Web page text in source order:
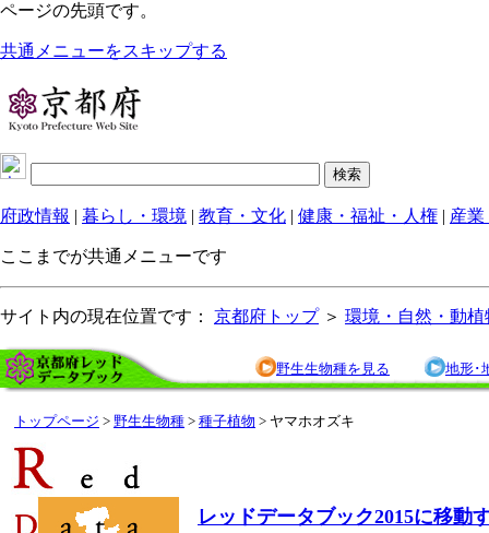
ページの先頭です。
共通メニューをスキップする
府政情報 | 暮らし・環境 | 教育・文化 | 健康・福祉・人権 | 産業
ここまでが共通メニューです
サイト内の現在位置です： 京都府トップ＞ 環境・自然・動植
野生生物種を見る 地形･
トップページ > 野生生物種 > 種子植物 > ヤマホオズキ
レッドデータブック2015に移動